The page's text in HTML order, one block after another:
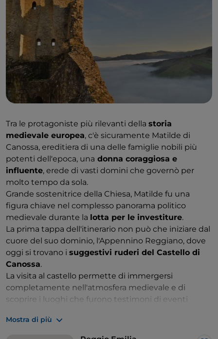
Tra le protagoniste più rilevanti della storia
medievale europea, c'è sicuramente Matilde di
Canossa, ereditiera di una delle famiglie nobili più
potenti dell'epoca, una donna coraggiosa e
influente, erede di vasti domini che governò per
molto tempo da sola.
Grande sostenitrice della Chiesa, Matilde fu una
figura chiave nel complesso panorama politico
medievale durante la lotta per le investiture.
La prima tappa dell'itinerario non può che iniziare dal
cuore del suo dominio, l'Appennino Reggiano, dove
oggi si trovano i suggestivi ruderi del Castello di
Canossa.
La visita al castello permette di immergersi
completamente nell'atmosfera medievale e di
scoprire i luoghi che furono testimoni di eventi
dell'"umiliazione di Canossa
quell'occasione, suo cugino, l'Imperatore Enrico IV, si
Mostra di più